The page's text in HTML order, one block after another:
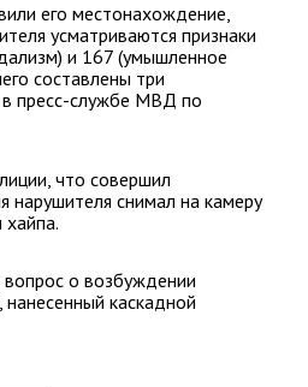
его местонахождение,
усматриваются признаки
и 167 (умышленное
составлены три
пресс-службе МВД по
что совершил
нарушителя снимал на камеру
о возбуждении
каскадной